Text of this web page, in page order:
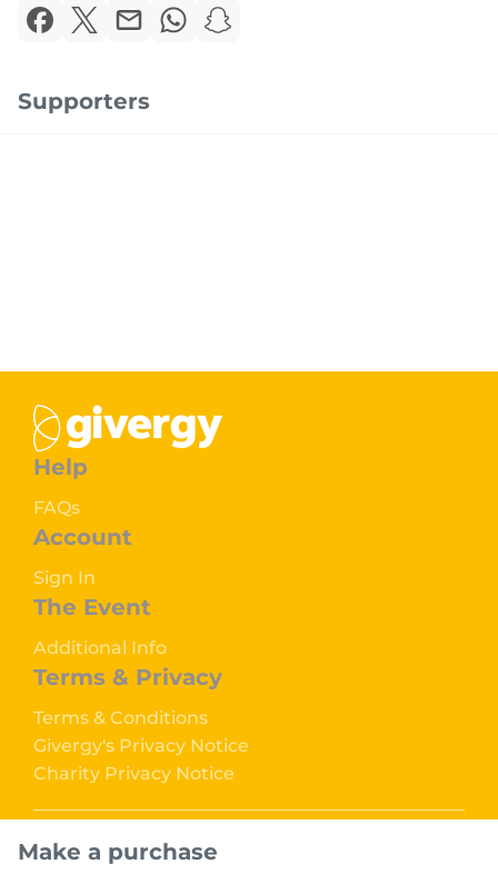
Make a purchase
Supporters
Help
FAQs
Account
Sign In
The Event
Additional Info
Terms & Privacy
Terms & Conditions
Givergy's Privacy Notice
Charity Privacy Notice